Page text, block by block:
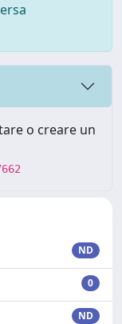
o creare un
ND
0
ND